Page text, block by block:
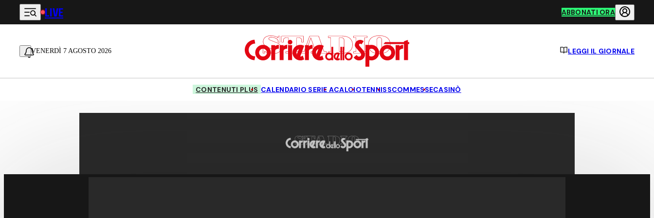
Vai al contenuto principale
LIVE ABBONATI ORA
VENERDÌ 7 AGOSTO 2026 LEGGI IL GIORNALE
CONTENUTI PLUS CALENDARIO SERIE ACALCIOTENNISSCOMMESSECASINÒ